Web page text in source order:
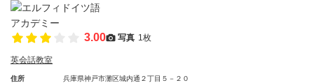
3.00 写真 1枚
英会話教室
住所 兵庫県神戸市灘区城内通２丁目５－２０